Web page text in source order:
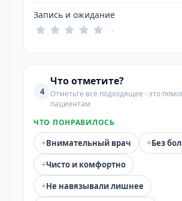
Запись и ожидание
-
4
Что отметите?
Отметьте всё подходящее - это
пациентам
ЧТО ПОНРАВИЛОСЬ
+Внимательный врач +Без
+Чисто и комфортно
+Не навязывали лишнее